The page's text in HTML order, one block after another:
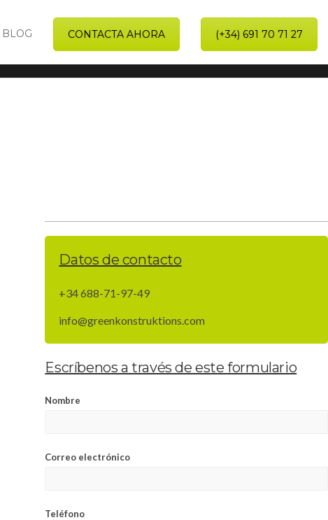
BLOG CONTACTA AHORA (+34) 691 70 71 27
Datos de contacto
+34 688-71-97-49
info@greenkonstruktions.com
Escríbenos a través de este formulario
Nombre
Correo electrónico
Teléfono